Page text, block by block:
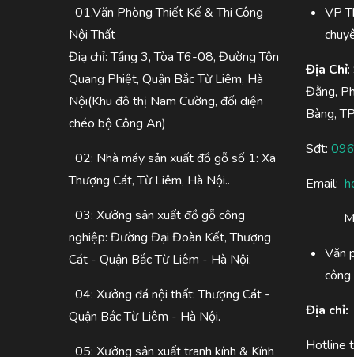
01.Văn Phòng Thiết Kế & Thi Công
Nội Thất
Điạ chỉ: Tầng 3, Tòa T6-08, Đường Tôn
Quang Phiệt, Quận Bắc Từ Liêm, Hà
Nội(Khu đô thị Nam Cường, đối diện
chéo bộ Công An)
02: Nhà máy sản xuất đồ gỗ số 1: Xã
Thượng Cát, Từ Liêm, Hà Nội..
03: Xưởng sản xuất đồ gỗ công
nghiệp: Đường Đại Đoàn Kết, Thượng
Cát - Quận Bắc Từ Liêm - Hà Nội.
04: Xưởng đá nội thất: Thượng Cát -
Quận Bắc Từ Liêm - Hà Nội.
05: Xưởng sản xuất tranh kính & Kính
VP
Địa Chỉ:
Đằng,
Bàng,
Sđt:
Email:
Văn
Địa chỉ:
Hotline